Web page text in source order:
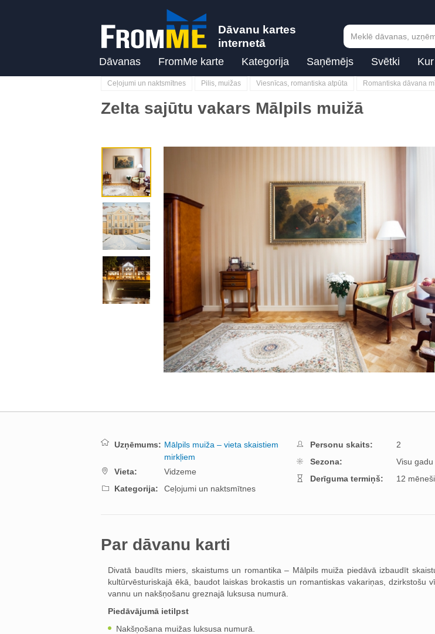
Dāvanu kartes
internetā
Dāvanas FromMe karte Kategorija Saņēmējs Svētki
Ceļojumi un naktsmītnes Pilis, muižas Viesnīcas, romantiska atpūta Romantiska dāvana
Zelta sajūtu vakars Mālpils muižā
Previous
Uzņēmums: Mālpils muiža – vieta skaistiem
mirkļiem
Vieta:
Vidzeme
Kategorija:
Ceļojumi un naktsmītnes
Personu skaits:
2
Sezona:
Visu gadu
Derīguma termiņš:
12 mēneši
Par dāvanu karti
Divatā baudīts miers, skaistums un romantika – Mālpils muiža piedāvā izbaudīt
kultūrvēsturiskajā ēkā, baudot laiskas brokastis un romantiskas vakariņas, dzirkstošu
vannu un nakšņošanu greznajā luksusa numurā.
Piedāvājumā ietilpst
Nakšņošana muižas luksusa numurā.